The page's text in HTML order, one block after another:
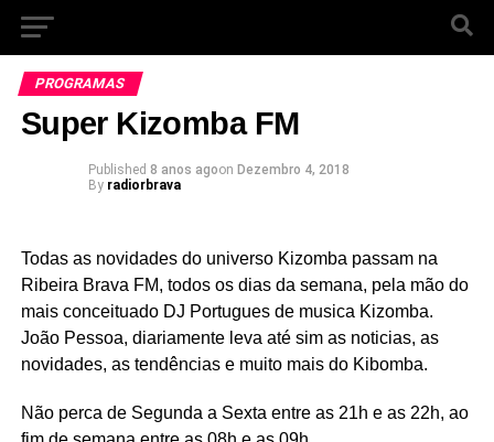
PROGRAMAS
Super Kizomba FM
Published 8 anos agoon Dezembro 4, 2018
By radiorbrava
Todas as novidades do universo Kizomba passam na
Ribeira Brava FM, todos os dias da semana, pela mão do
mais conceituado DJ Portugues de musica Kizomba.
João Pessoa, diariamente leva até sim as noticias, as
novidades, as tendências e muito mais do Kibomba.
Não perca de Segunda a Sexta entre as 21h e as 22h, ao